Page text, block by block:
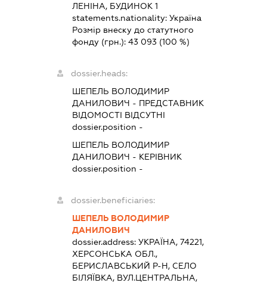
ЛЕНІНА, БУДИНОК 1
statements.nationality: Україна
Розмір внеску до статутного
фонду (грн.): 43 093(100 %)
dossier.heads:
ШЕПЕЛЬ ВОЛОДИМИР
ДАНИЛОВИЧ - ПРЕДСТАВНИК
ВІДОМОСТІ ВІДСУТНІ
dossier.position -
ШЕПЕЛЬ ВОЛОДИМИР
ДАНИЛОВИЧ - КЕРІВНИК
dossier.position -
dossier.beneficiaries:
ШЕПЕЛЬ ВОЛОДИМИР
ДАНИЛОВИЧ
dossier.address: УКРАЇНА, 74221,
ХЕРСОНСЬКА ОБЛ.,
БЕРИСЛАВСЬКИЙ Р-Н, СЕЛО
БІЛЯЇВКА, ВУЛ.ЦЕНТРАЛЬНА,